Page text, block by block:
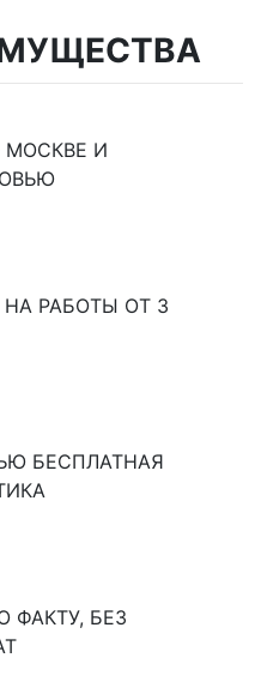
МОСКВЕ И
НА РАБОТЫ ОТ 3
БЕСПЛАТНАЯ
ФАКТУ, БЕЗ